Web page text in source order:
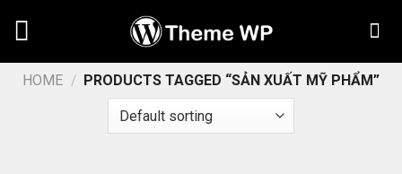
dungHOME / PRODUCTS TAGGED “SẢN XUẤT MỸ PHẨM”